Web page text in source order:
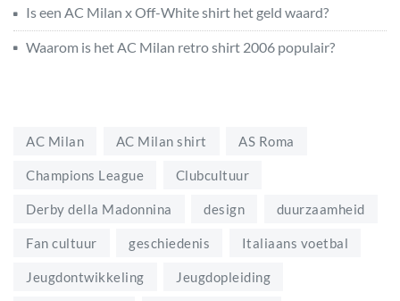
Is een AC Milan x Off-White shirt het geld waard?
Waarom is het AC Milan retro shirt 2006 populair?
AC Milan AC Milan shirt AS Roma
Champions League Clubcultuur
Derby della Madonnina design duurzaamheid
Fan cultuur geschiedenis Italiaans voetbal
Jeugdontwikkeling Jeugdopleiding